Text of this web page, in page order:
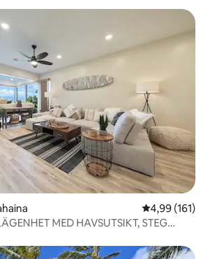
4,99 av 5 i
4,99 (161)
MED HAVSUTSIKT, STEG